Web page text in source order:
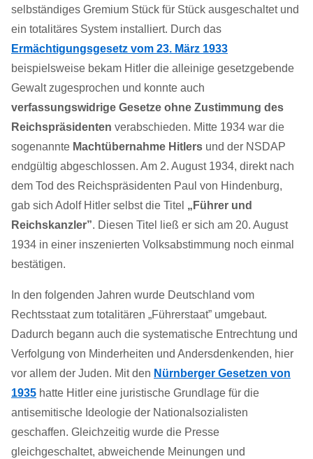
selbständiges Gremium Stück für Stück ausgeschaltet und
ein totalitäres System installiert. Durch das
Ermächtigungsgesetz vom 23. März 1933
beispielsweise bekam Hitler die alleinige gesetzgebende
Gewalt zugesprochen und konnte auch
verfassungswidrige Gesetze ohne Zustimmung des
Reichspräsidenten verabschieden. Mitte 1934 war die
sogenannte Machtübernahme Hitlers und der NSDAP
endgültig abgeschlossen. Am 2. August 1934, direkt nach
dem Tod des Reichspräsidenten Paul von Hindenburg,
gab sich Adolf Hitler selbst die Titel „Führer und
Reichskanzler”. Diesen Titel ließ er sich am 20. August
1934 in einer inszenierten Volksabstimmung noch einmal
bestätigen.
In den folgenden Jahren wurde Deutschland vom
Rechtsstaat zum totalitären „Führerstaat” umgebaut.
Dadurch begann auch die systematische Entrechtung und
Verfolgung von Minderheiten und Andersdenkenden, hier
vor allem der Juden. Mit den Nürnberger Gesetzen von
1935 hatte Hitler eine juristische Grundlage für die
antisemitische Ideologie der Nationalsozialisten
geschaffen. Gleichzeitig wurde die Presse
gleichgeschaltet, abweichende Meinungen und